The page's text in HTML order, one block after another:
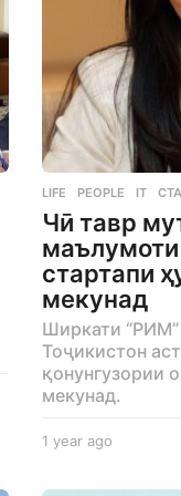
LIFE ,PEOPLE IT ,
Чӣ тавр
маълумоти
стартапи
мекунад
Ширкати “РИМ”
Тоҷикистон
қонунгузории
мекунад.
1 year ago